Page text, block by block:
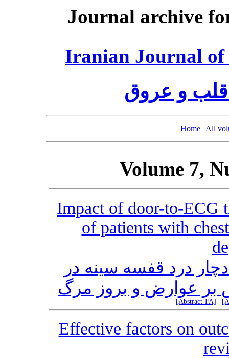
Journal archive
Iranian Journal of
قلب و عروق
Home | All
Volume 7,
Impact of door-to-ECG
of patients with
دچار درد قفسه سینه در
بر عوارض و بروز مرگ
[Abstract-FA]
Effective factors on